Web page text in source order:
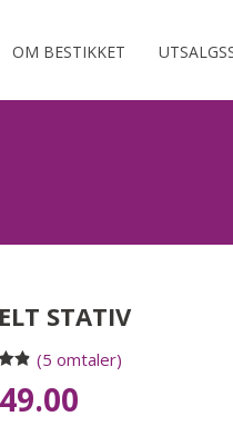
OM BESTIKKET
STATIV
(5 omtaler)